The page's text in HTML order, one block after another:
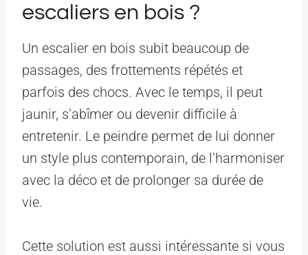
escaliers en bois ?
Un escalier en bois subit beaucoup de
passages, des frottements répétés et
parfois des chocs. Avec le temps, il peut
jaunir, s’abîmer ou devenir difficile à
entretenir. Le peindre permet de lui donner
un style plus contemporain, de l’harmoniser
avec la déco et de prolonger sa durée de
vie.
Cette solution est aussi intéressante si vous